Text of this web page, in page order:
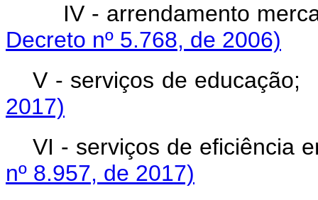
IV - arrendamento
Decreto nº 5.768, de 2006)
V - serviços de
2017)
VI - serviços de
nº 8.957, de 2017)